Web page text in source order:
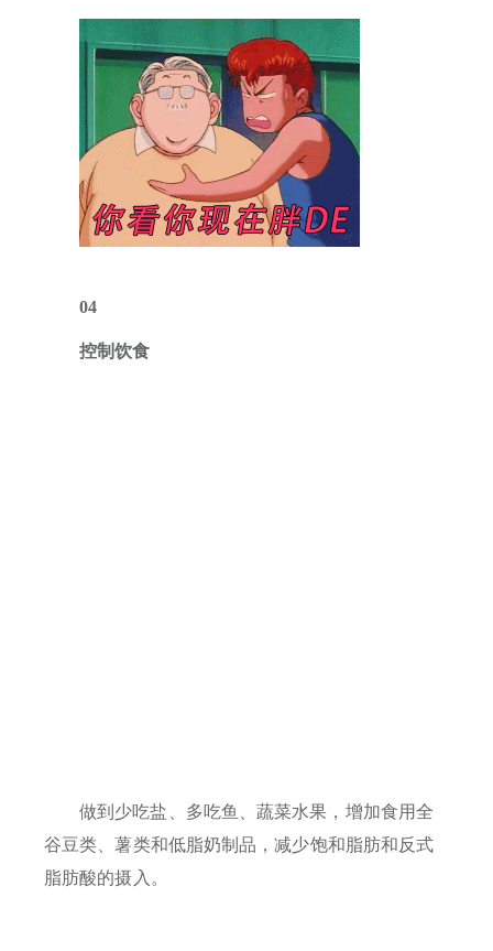
04
控制饮食
做到少吃盐、多吃鱼、蔬菜水果，增加食用全
谷豆类、薯类和低脂奶制品，减少饱和脂肪和反式
脂肪酸的摄入。